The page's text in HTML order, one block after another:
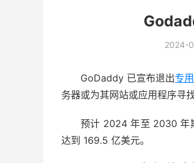
2024-
GoDaddy 已宣布退出专
务器或为其网站或应用程序寻
预计 2024 年至 2030 年
达到 169.5 亿美元。